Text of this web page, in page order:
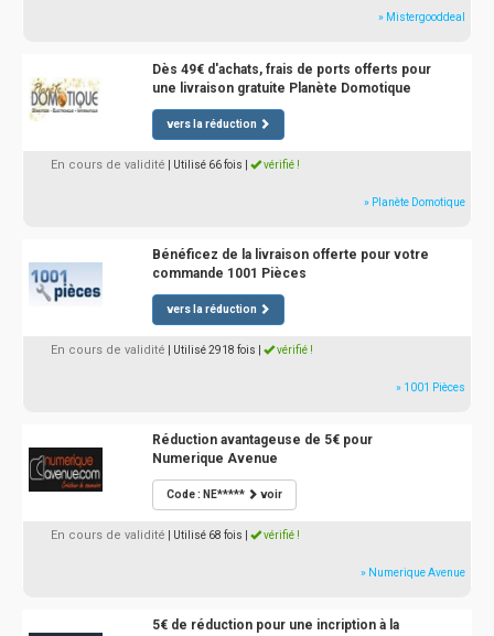
» Mistergooddeal
Dès 49€ d'achats, frais de ports offerts pour
une livraison gratuite Planète Domotique
vers la réduction
En cours de validité | Utilisé 66 fois vérifié !
» Planète Domotique
Bénéficez de la livraison offerte pour votre
commande 1001 Pièces
vers la réduction
En cours de validité | Utilisé 2918 fois vérifié !
» 1001 Pièces
Réduction avantageuse de 5€ pour
Numerique Avenue
Code : NE***** voir
En cours de validité | Utilisé 68 fois vérifié !
» Numerique Avenue
5€ de réduction pour une incription à la